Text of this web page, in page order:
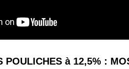
POULICHES à 12,5% :